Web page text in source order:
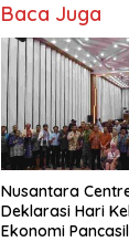
Baca Juga
Nusantara
Deklarasi Hari
Ekonomi